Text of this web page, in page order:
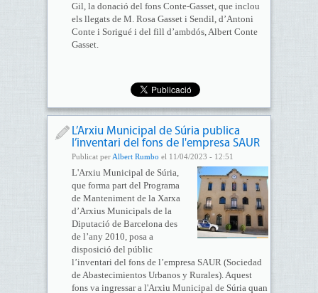
Gil, la donació del fons Conte-Gasset, que inclou
els llegats de M. Rosa Gasset i Sendil, d’Antoni
Conte i Sorigué i del fill d’ambdós, Albert Conte
Gasset.
L’Arxiu Municipal de Súria publica
l’inventari del fons de l'empresa SAUR
Publicat per Albert Rumbo el 11/04/2023 - 12:51
L'Arxiu Municipal de Súria,
que forma part del Programa
de Manteniment de la Xarxa
d’Arxius Municipals de la
Diputació de Barcelona des
de l’any 2010, posa a
disposició del públic
l’inventari del fons de l’empresa SAUR (Sociedad
de Abastecimientos Urbanos y Rurales). Aquest
fons va ingressar a l'Arxiu Municipal de Súria quan